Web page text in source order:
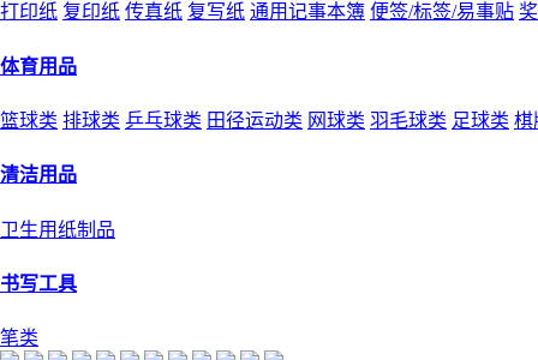
打印纸 复印纸 传真纸 复写纸 通用记事本簿 便签/标签/易事贴
体育用品
篮球类 排球类 乒乓球类 田径运动类 网球类 羽毛球类 足球类 棋
清洁用品
卫生用纸制品
书写工具
笔类